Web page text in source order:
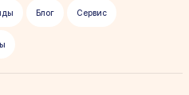
Блог Сервис